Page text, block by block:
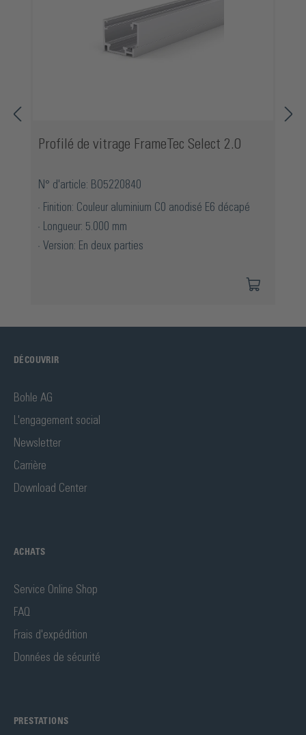
Profilé de vitrage FrameTec Select 2.0
N° d'article: BO5220840
Finition: Couleur aluminium C0 anodisé E6 décapé
Longueur: 5.000 mm
Version: En deux parties
DÉCOUVRIR
Bohle AG
L'engagement social
Newsletter
Carrière
Download Center
ACHATS
Service Online Shop
FAQ
Frais d'expédition
Données de sécurité
PRESTATIONS